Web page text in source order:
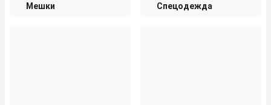
Мешки Спецодежда